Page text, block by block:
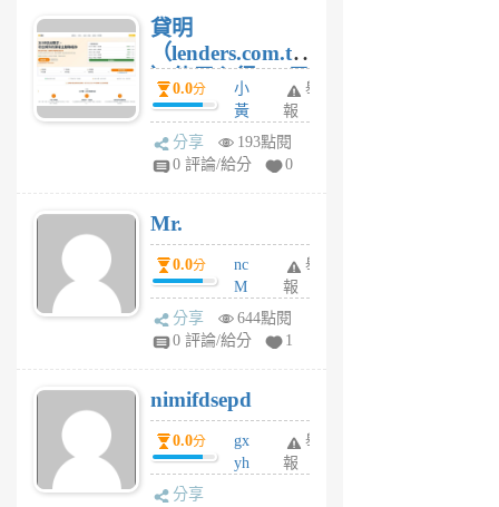
貸明
（lenders.com.tw
）使用心得 — 民
間貸款比較平台
體驗
0.0分
小
黃
蜂
1
舉
報
分享
193點閱
0 評論/給分
0
Mr.
0.0分
nc
M
U
F
U
5
個
月
舉
報
分享
644點閱
0 評論/給分
1
nimifdsepd
0.0分
gx
yh
舉
報
分享